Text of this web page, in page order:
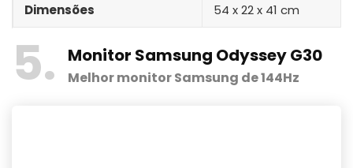
Dimensões ‎54 x 22 x 41 cm
5 Monitor Samsung Odyssey G30
Melhor monitor Samsung de 144Hz